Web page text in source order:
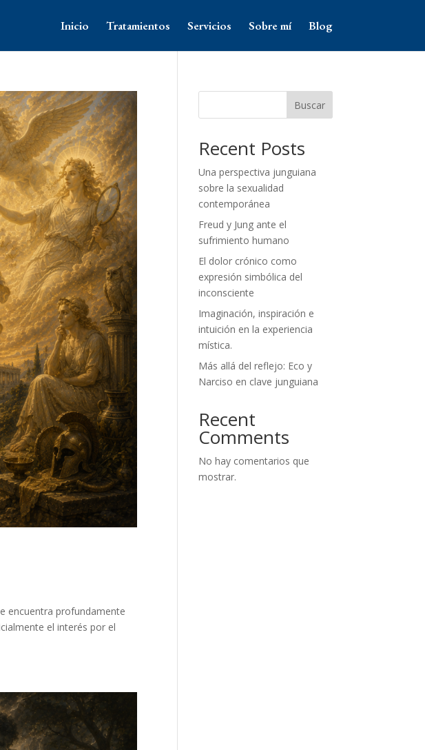
Inicio Tratamientos Servicios Sobre mí Blog
encuentra profundamente
el interés por el
Buscar
Recent Posts
Una perspectiva junguiana
sobre la sexualidad
contemporánea
Freud y Jung ante el
sufrimiento humano
El dolor crónico como
expresión simbólica del
inconsciente
Imaginación, inspiración e
intuición en la experiencia
mística.
Más allá del reflejo: Eco y
Narciso en clave junguiana
Recent
Comments
No hay comentarios que
mostrar.